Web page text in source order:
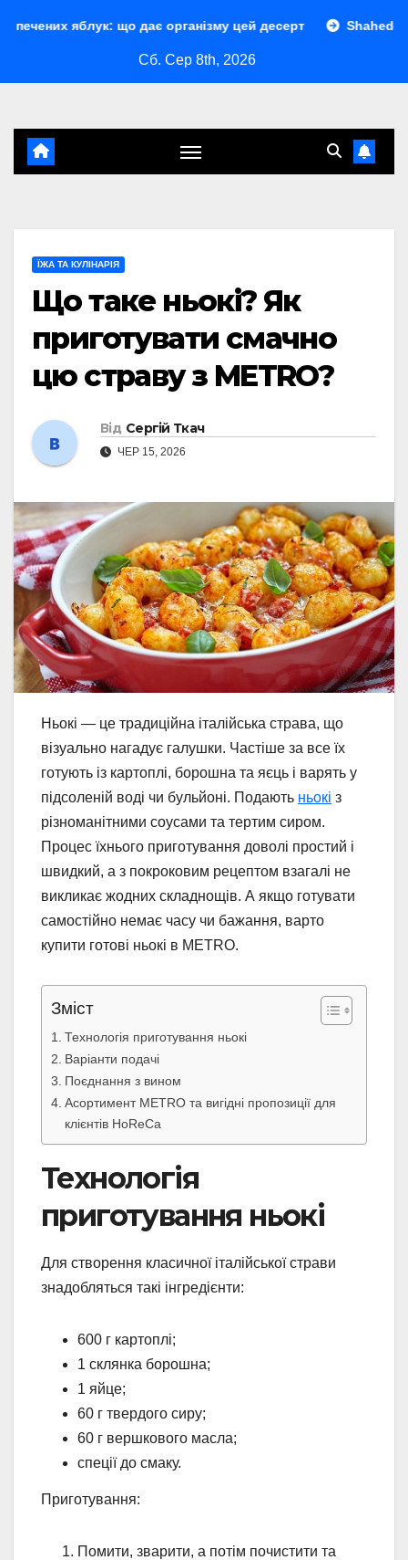
що дає організму цей десерт Shahed-136
Сб. Сер 8th, 2026
ЇЖА ТА КУЛІНАРІЯ
Що таке ньокі? Як
приготувати смачно
цю страву з METRO?
Від Сергій Ткач
ЧЕР 15, 2026
Ньокі — це традиційна італійська страва, що
візуально нагадує галушки. Частіше за все їх
готують із картоплі, борошна та яєць і варять у
підсоленій воді чи бульйоні. Подають ньокі з
різноманітними соусами та тертим сиром.
Процес їхнього приготування доволі простий і
швидкий, а з покроковим рецептом взагалі не
викликає жодних складнощів. А якщо готувати
самостійно немає часу чи бажання, варто
купити готові ньокі в METRO.
Зміст
Технологія приготування ньокі
Варіанти подачі
Поєднання з вином
Асортимент METRO та вигідні пропозиції для
клієнтів HoReCa
Технологія
приготування ньокі
Для створення класичної італійської страви
знадобляться такі інгредієнти:
600 г картоплі;
1 склянка борошна;
1 яйце;
60 г твердого сиру;
60 г вершкового масла;
спеції до смаку.
Приготування:
Помити, зварити, а потім почистити та